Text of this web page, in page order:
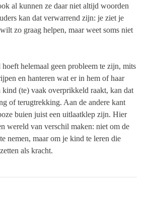
al kunnen ze daar niet altijd woorden
kan dat verwarrend zijn: je ziet je
zo graag helpen, maar weet soms niet
helemaal geen probleem te zijn, mits
en hanteren wat er in hem of haar
kind (te) vaak overprikkeld raakt, kan dat
of terugtrekking. Aan de andere kant
buien juist een uitlaatklep zijn. Hier
wereld van verschil maken: niet om de
nemen, maar om je kind te leren die
als kracht.